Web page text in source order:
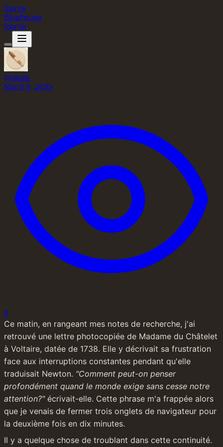
Storyie
BlogPricing
Storyie
@elodie
March 9, 2026•
0
Ce matin, en rangeant mes notes de recherche, j'ai
retrouvé une lettre photocopiée de Madame du Châtelet
à Voltaire, datée de 1738. Elle y décrivait sa frustration
face aux interruptions constantes pendant qu'elle
traduisait Newton. "Comment peut-on penser
profondément quand le monde exige sans cesse notre
attention?" écrivait-elle. Cette phrase m'a frappée alors
que je venais de fermer trois onglets de navigateur pour
la deuxième fois en dix minutes.
Il y a quelque chose de troublant dans cette continuité.